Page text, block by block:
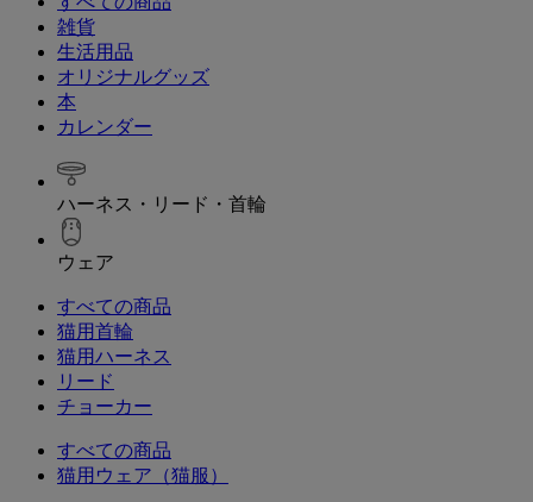
雑貨
生活用品
オリジナルグッズ
本
カレンダー
ハーネス・リード・首輪
ウェア
すべての商品
猫用首輪
猫用ハーネス
リード
チョーカー
すべての商品
猫用ウェア（猫服）